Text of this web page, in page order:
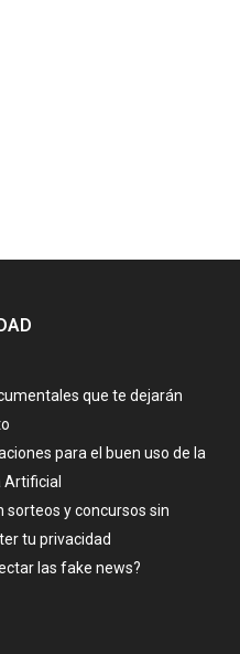
que te dejarán
para el buen uso de la
Artificial
sorteos y concursos sin
tu privacidad
las fake news?